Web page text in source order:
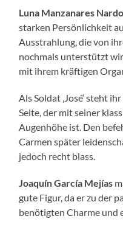
Luna Manzanares Nardo
starken Persönlichkeit
Ausstrahlung, die von
nochmals unterstützt
mit ihrem kräftigen
Als Soldat ‚José‘ steht ihr
Seite, der mit seiner
Augenhöhe ist. Den
Carmen später
jedoch recht blass.
Joaquín García Mejías
gute Figur, da er zu der
benötigten Charme und